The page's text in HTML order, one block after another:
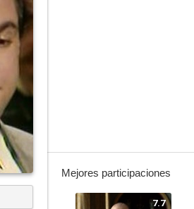
Mejores participaciones
7.7